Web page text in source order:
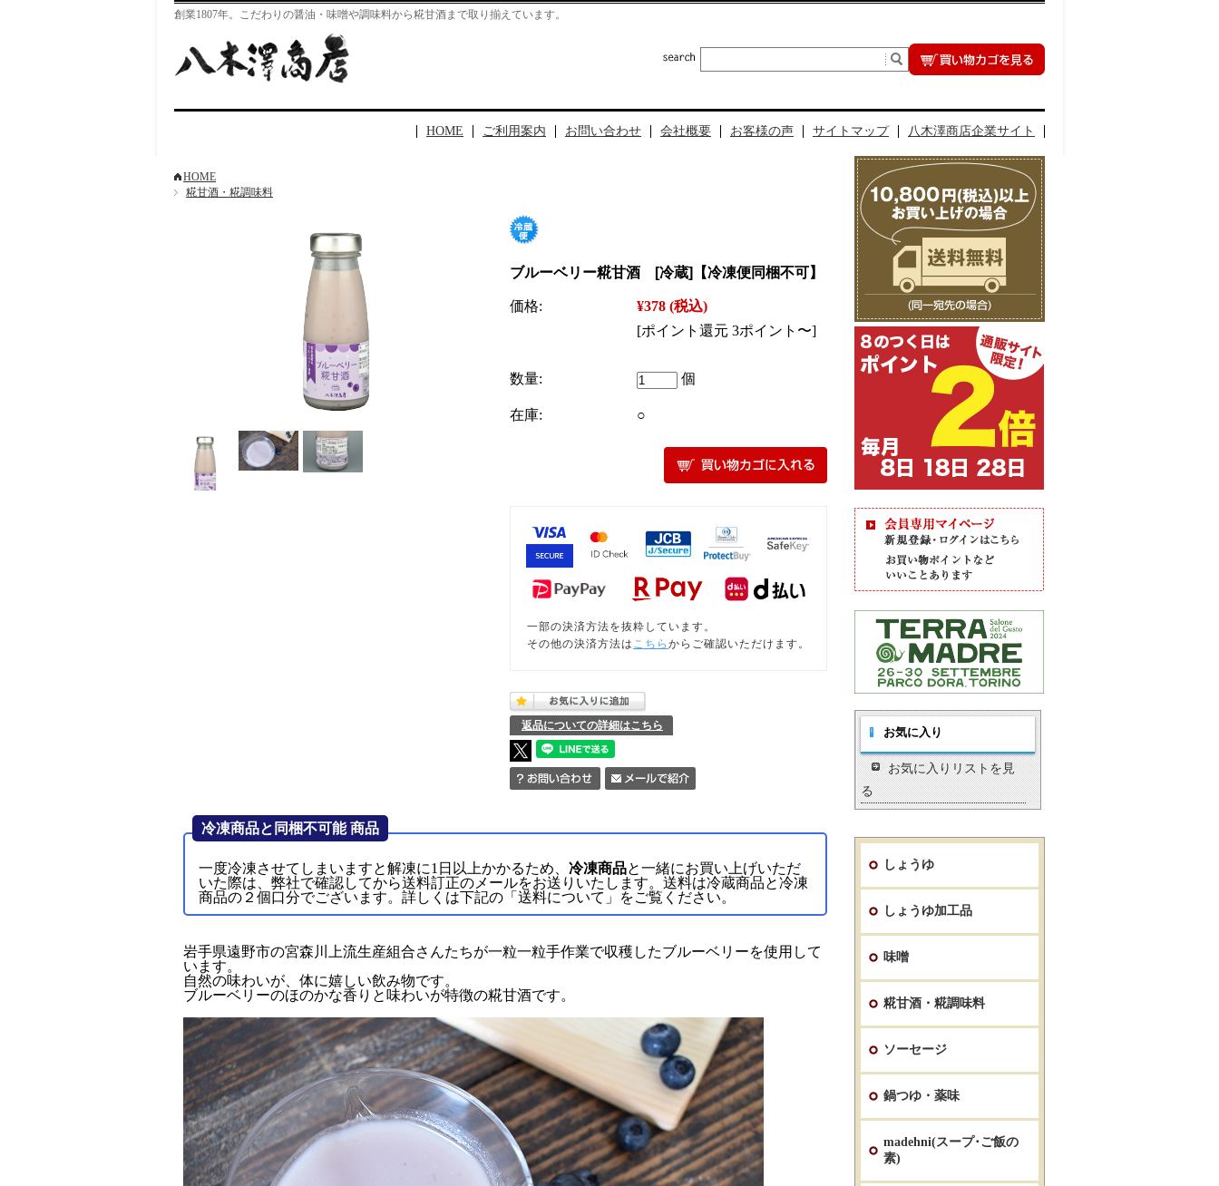
創業1807年。こだわりの醤油・味噌や調味料から糀甘酒まで取り揃えています。
HOME ご利用案内 お問い合わせ 会社概要 お客様の声 サイトマップ 八木澤商店企業サイト
HOME
糀甘酒・糀調味料
ブルーベリー糀甘酒 [冷蔵]【冷凍便同梱不可】
価格: ¥378 (税込)
[ポイント還元 3ポイント〜]
数量: 個
在庫: ○
一部の決済方法を抜粋しています。
その他の決済方法は こちら からご確認いただけます。
返品についての詳細はこちら
冷凍商品と同梱不可能 商品
一度冷凍させてしまいますと解凍に1日以上かかるため、 冷凍商品と一緒にお買い上げいただ
いた際は、弊社で確認してから送料訂正のメールをお送りいたします。送料は冷蔵商品と冷凍
商品の２個口分でございます。詳しくは下記の「送料について」をご覧ください。
岩手県遠野市の宮森川上流生産組合さんたちが一粒一粒手作業で収穫したブルーベリーを使用して
います。
自然の味わいが、体に嬉しい飲み物です。
ブルーベリーのほのかな香りと味わいが特徴の糀甘酒です。
お気に入り
お気に入りリストを見
る
しょうゆ
しょうゆ加工品
味噌
糀甘酒・糀調味料
ソーセージ
鍋つゆ・薬味
madehni(スープ･ご飯の
素)